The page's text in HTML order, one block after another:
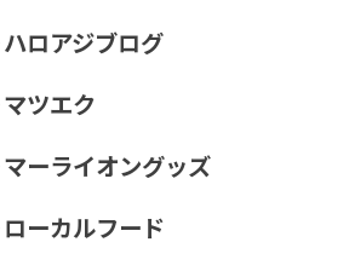
ハロアジブログ
マツエク
マーライオングッズ
ローカルフード